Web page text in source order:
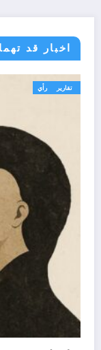
اخبار قد
تعاليق حرة